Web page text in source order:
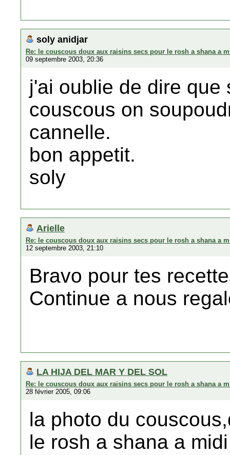
soly anidjar
Re: le couscous doux aux raisins secs pour le rosh a shana a
09 septembre 2003, 20:36
j'ai oublie de dire
couscous on
cannelle.
bon appetit.
soly
Arielle
Re: le couscous doux aux raisins secs pour le rosh a shana a
12 septembre 2003, 21:10
Bravo pour tes
Continue a nous
LA HIJA DEL MAR Y DEL SOL
Re: le couscous doux aux raisins secs pour le rosh a shana a
28 février 2005, 09:06
la photo du
le rosh a shana a midi